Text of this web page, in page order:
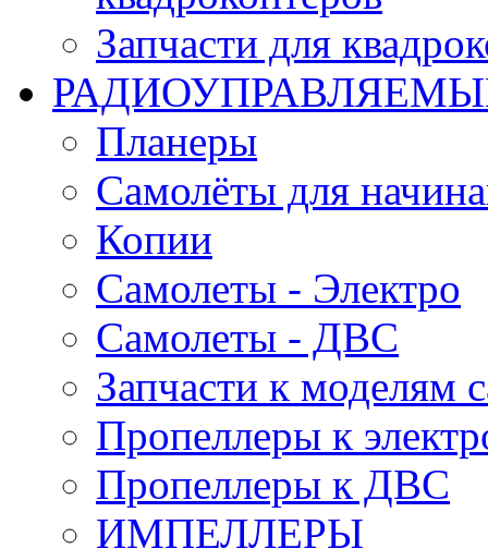
Запчасти для
Планеры
Самолёты для
Копии
Самолеты - Электро
Самолеты - ДВС
Запчасти к моделям
Пропеллеры к
Пропеллеры к ДВС
ИМПЕЛЛЕРЫ